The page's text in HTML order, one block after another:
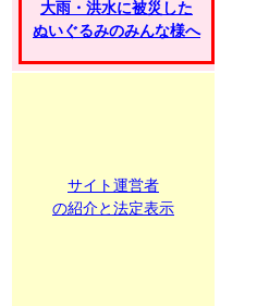
大雨・洪水に被災した
ぬいぐるみのみんな様へ
サイト運営者
の紹介と法定表示